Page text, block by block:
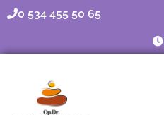
0 534 455 50 65